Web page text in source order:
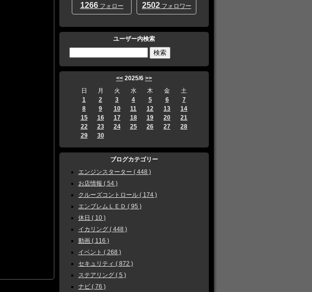
1266フォロー 2502フォロワー
ユーザー内検索
<< 2025/6 >>
日
月 火 水 木 金
土
1
2 3 4 5 6
7
8
9 10 11 12 13
14
15
16 17 18 19 20
21
22
23 24 25 26 27
28
29
30
ブログカテゴリー
エンジンスターター ( 448 )
お店情報 ( 54 )
クルーズコントロール ( 174 )
エンブレムＬＥＤ ( 95 )
休日 ( 10 )
イカリング ( 448 )
動画 ( 116 )
イベント ( 268 )
セキュリティ ( 872 )
ステアリング ( 5 )
ナビ ( 76 )